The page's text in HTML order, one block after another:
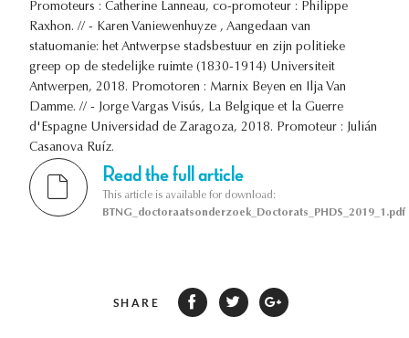
Promoteurs : Catherine Lanneau, co-promoteur : Philippe
Raxhon. // - Karen Vaniewenhuyze , Aangedaan van
statuomanie: het Antwerpse stadsbestuur en zijn politieke
greep op de stedelijke ruimte (1830-1914) Universiteit
Antwerpen, 2018. Promotoren : Marnix Beyen en Ilja Van
Damme. // - Jorge Vargas Visús, La Belgique et la Guerre
d'Espagne Universidad de Zaragoza, 2018. Promoteur : Julián
Casanova Ruíz.
Read the full article
This article is available for download:
BTNG_doctoraatsonderzoek_Doctorats_PHDS_2019_1.pdf
SHARE